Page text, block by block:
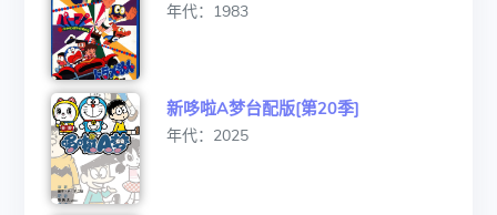
年代：1983
新哆啦A梦台配版[第20季]
年代：2025